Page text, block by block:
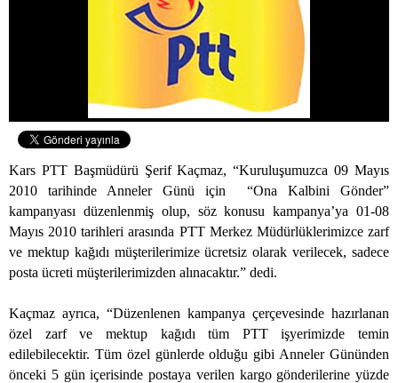
Kars PTT Başmüdürü Şerif Kaçmaz, “Kuruluşumuzca 09 Mayıs
2010 tarihinde Anneler Günü için “Ona Kalbini Gönder”
kampanyası düzenlenmiş olup, söz konusu kampanya’ya 01-08
Mayıs 2010 tarihleri arasında PTT Merkez Müdürlüklerimizce zarf
ve mektup kağıdı müşterilerimize ücretsiz olarak verilecek, sadece
posta ücreti müşterilerimizden alınacaktır.” dedi.
Kaçmaz ayrıca, “Düzenlenen kampanya çerçevesinde hazırlanan
özel zarf ve mektup kağıdı tüm PTT işyerimizde temin
edilebilecektir. Tüm özel günlerde olduğu gibi Anneler Gününden
önceki 5 gün içerisinde postaya verilen kargo gönderilerine yüzde